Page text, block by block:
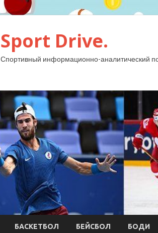
Sport Drive.
Спортивный информационно-аналитический
БАСКЕТБОЛ БЕЙСБОЛ БОДИ